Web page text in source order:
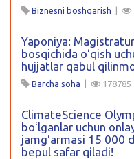
Biznesni boshqarish |
Yaponiya:
bosqichida oʻqish
hujjatlar qabul
Barcha soha | 178785
ClimateScience
boʻlganlar uchun
jamgʻarmasi 15 000
bepul safar qiladi!